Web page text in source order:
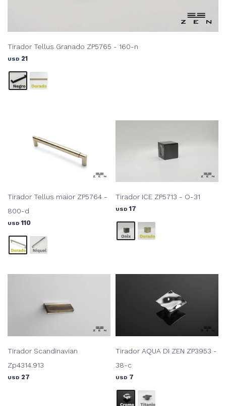
Tirador Tellus Granado ZP5765 - 160-n
USD 21
Tirador Tellus maior ZP5764 -
800-d
USD 110
Tirador ICE ZP5713 - O-31
USD 17
Tirador Scandinavian
Zp4314.913
USD 27
Tirador AQUA DI ZEN ZP3953 -
38-c
USD 7